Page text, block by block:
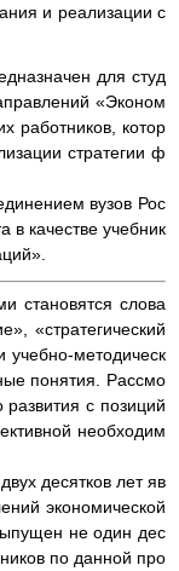
и реализации с
для студ
«Эконом
работников, котор
стратегии ф
вузов Рос
качестве учебник
становятся слова
«стратегический
учебно-методическ
понятия. Рассмо
с позиций
необходим
десятков лет яв
экономической
не один дес
по данной про